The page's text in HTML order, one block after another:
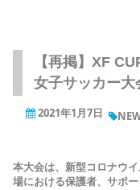
【再掲】XF
女子サッカー
2021年1月7日
本大会は、新型コロナウ
場における保護者、サポ